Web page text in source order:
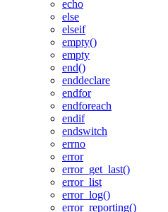
echo
else
elseif
empty()
empty
end()
enddeclare
endfor
endforeach
endif
endswitch
errno
error
error_get_last()
error_list
error_log()
error_reporting()